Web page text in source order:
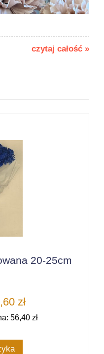
czytaj całość »
20-25cm
zł
56,40 zł